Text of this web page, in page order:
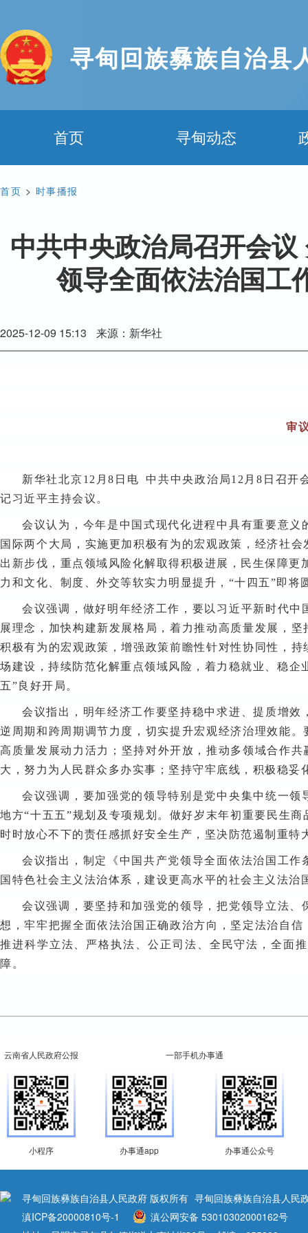
寻甸回族彝族自治县
首页 寻甸动态
首页 > 时事播报
中共中央政治局召开会
领导全面依法治国工
2025-12-09 15:13 来源：新华社
审
新华社北京12月8日电 中共中央政治局12月8日召开
记习近平主持会议。
会议认为，今年是中国式现代化进程中具有重要意
国际两个大局，实施更加积极有为的宏观政策，经济社
出新步伐，重点领域风险化解取得积极进展，民生保障
力和文化、制度、外交等软实力明显提升，“十四五”即
会议强调，做好明年经济工作，要以习近平新时代
展理念，加快构建新发展格局，着力推动高质量发展，
积极有为的宏观政策，增强政策前瞻性针对性协同性，
场建设，持续防范化解重点领域风险，着力稳就业、稳
五”良好开局。
会议指出，明年经济工作要坚持稳中求进、提质增
逆周期和跨周期调节力度，切实提升宏观经济治理效能
高质量发展动力活力；坚持对外开放，推动多领域合作
大，努力为人民群众多办实事；坚持守牢底线，积极稳妥
会议强调，要加强党的领导特别是党中央集中统一
地方“十五五”规划及专项规划。做好岁末年初重要民生
时时放心不下的责任感抓好安全生产，坚决防范遏制重特
会议指出，制定《中国共产党领导全面依法治国工
国特色社会主义法治体系，建设更高水平的社会主义法治
会议强调，要坚持和加强党的领导，把党领导立法
想，牢牢把握全面依法治国正确政治方向，坚定法治自
推进科学立法、严格执法、公正司法、全民守法，全面
障。
云南省人民政府公报
小程序
一部手机办事通
办事通app 办事通公众号
寻甸回族彝族自治县人民政府 版权所有 寻甸回族彝族自治县人民
滇ICP备20000810号-1
滇公网安备 53010302000162号